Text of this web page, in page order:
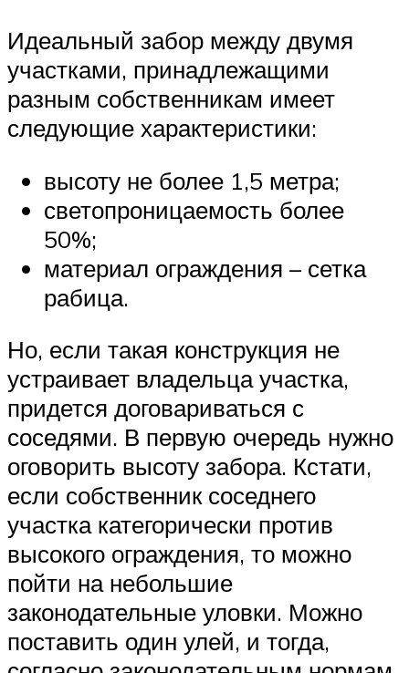
Идеальный забор между двумя
участками, принадлежащими
разным собственникам имеет
следующие характеристики:
высоту не более 1,5 метра;
светопроницаемость более
50%;
материал ограждения – сетка
рабица.
Но, если такая конструкция не
устраивает владельца участка,
придется договариваться с
соседями. В первую очередь нужно
оговорить высоту забора. Кстати,
если собственник соседнего
участка категорически против
высокого ограждения, то можно
пойти на небольшие
законодательные уловки. Можно
поставить один улей, и тогда,